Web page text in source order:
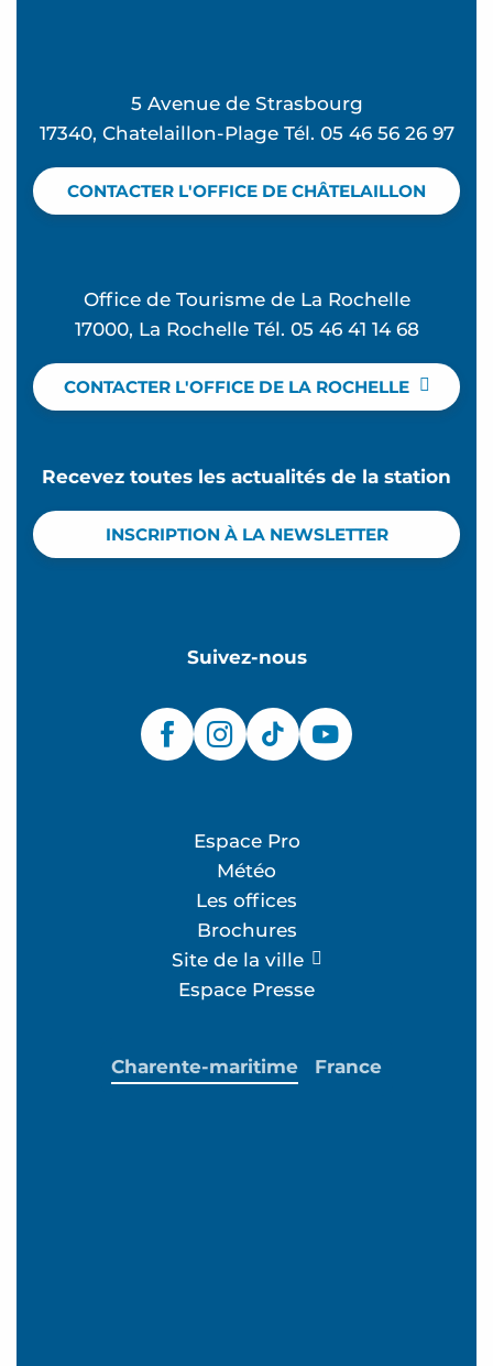
5 Avenue de Strasbourg
17340, Chatelaillon-Plage Tél. 05 46 56 26 97
CONTACTER L'OFFICE DE CHÂTELAILLON
Office de Tourisme de La Rochelle
17000, La Rochelle Tél. 05 46 41 14 68
CONTACTER L'OFFICE DE LA ROCHELLE
Recevez toutes les actualités de la station
INSCRIPTION À LA NEWSLETTER
Suivez-nous
Espace Pro
Météo
Les offices
Brochures
Site de la ville
Espace Presse
Charente-maritime France